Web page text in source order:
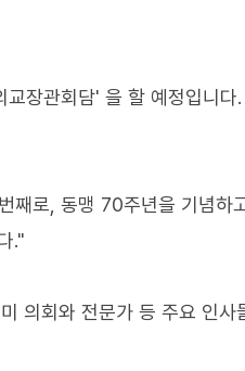
장관회담' 을 할 예정입니다.
로, 동맹 70주년을 기념하
."
의회와 전문가 등 주요 인사